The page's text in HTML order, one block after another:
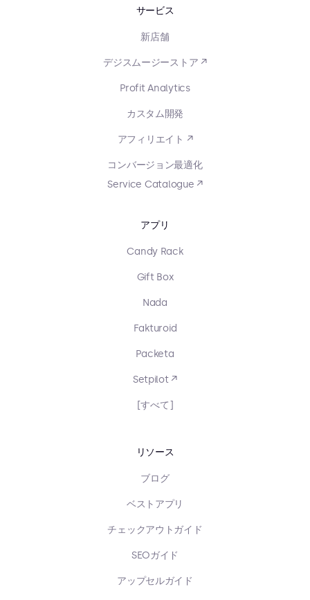
サービス
新店舗
デジスムージーストア ↗
Profit Analytics
カスタム開発
アフィリエイト ↗
コンバージョン最適化
Service Catalogue ↗
アプリ
Candy Rack
Gift Box
Nada
Fakturoid
Packeta
Setpilot ↗
[すべて]
リソース
ブログ
ベストアプリ
チェックアウトガイド
SEOガイド
アップセルガイド